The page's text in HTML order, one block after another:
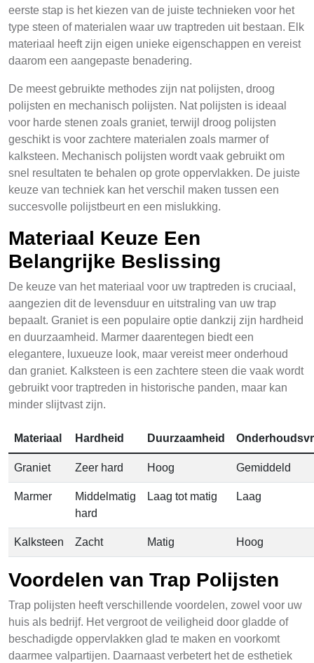
eerste stap is het kiezen van de juiste technieken voor het
type steen of materialen waar uw traptreden uit bestaan. Elk
materiaal heeft zijn eigen unieke eigenschappen en vereist
daarom een aangepaste benadering.
De meest gebruikte methodes zijn nat polijsten, droog
polijsten en mechanisch polijsten. Nat polijsten is ideaal
voor harde stenen zoals graniet, terwijl droog polijsten
geschikt is voor zachtere materialen zoals marmer of
kalksteen. Mechanisch polijsten wordt vaak gebruikt om
snel resultaten te behalen op grote oppervlakken. De juiste
keuze van techniek kan het verschil maken tussen een
succesvolle polijstbeurt en een mislukking.
Materiaal Keuze Een
Belangrijke Beslissing
De keuze van het materiaal voor uw traptreden is cruciaal,
aangezien dit de levensduur en uitstraling van uw trap
bepaalt. Graniet is een populaire optie dankzij zijn hardheid
en duurzaamheid. Marmer daarentegen biedt een
elegantere, luxueuze look, maar vereist meer onderhoud
dan graniet. Kalksteen is een zachtere steen die vaak wordt
gebruikt voor traptreden in historische panden, maar kan
minder slijtvast zijn.
Materiaal Hardheid Duurzaamheid
Graniet Zeer hard Hoog Gemiddeld
Marmer
Middelmatig
hard
Laag tot matig Laag
Kalksteen Zacht Matig Hoog
Voordelen van Trap Polijsten
Trap polijsten heeft verschillende voordelen, zowel voor uw
huis als bedrijf. Het vergroot de veiligheid door gladde of
beschadigde oppervlakken glad te maken en voorkomt
daarmee valpartijen. Daarnaast verbetert het de esthetiek